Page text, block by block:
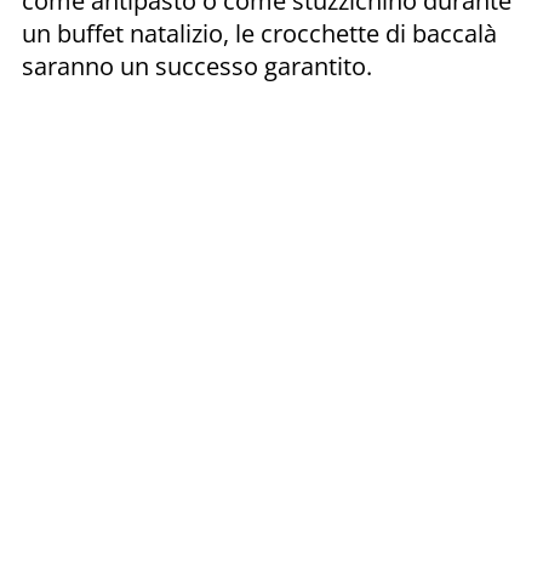
un buffet natalizio, le crocchette di baccalà
saranno un successo garantito.